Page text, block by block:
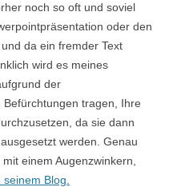
noch so oft und soviel
oder den
da ein fremder Text
wird es meines
der
Befürchtungen tragen, Ihre
da sie dann
werden. Genau
einem Augenzwinkern,
Blog.